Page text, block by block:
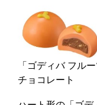
「ゴディバ フル
チョコレート